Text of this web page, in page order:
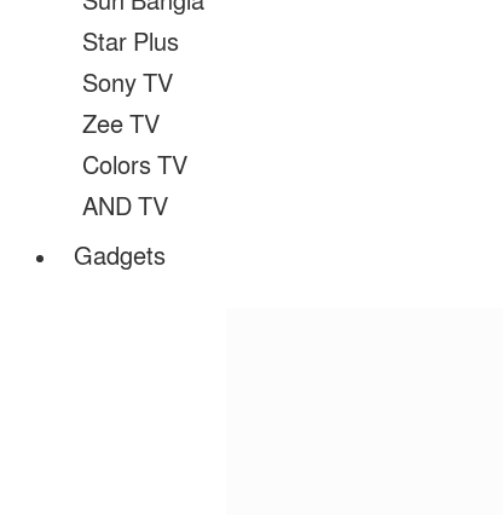
Star Plus
Sony TV
Zee TV
Colors TV
AND TV
Gadgets